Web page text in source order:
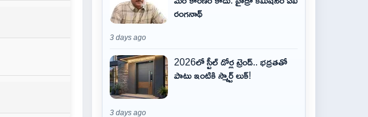
రంగనాథ్
3 days ago
2026లో స్టీల్ డోర్ల ట్రెండ్.. భద్రతతో
పాటు ఇంటికి స్మార్ట్ లుక్!
3 days ago